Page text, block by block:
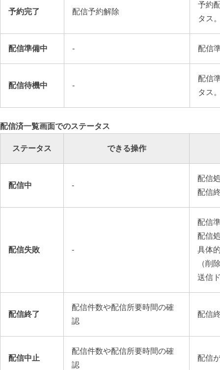
予約完了 配信予約解除
予約
タス
配信準備中 - 配信
配信待機中 -
配信
タス
配信済一覧画面でのステータス
ステータス できる操作
配信中 -
配信
配信
配信失敗 -
配信
配信
具体
（削
送信
配信終了
配信件数や配信所要時間の確
認
配信
配信中止
配信件数や配信所要時間の確
認
配信